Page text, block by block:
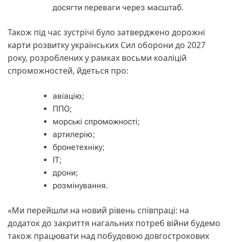
досягти переваги через масштаб.
Також під час зустрічі було затверджено дорожні
карти розвитку українських Сил оборони до 2027
року, розроблених у рамках восьми коаліцій
спроможностей, йдеться про:
авіацію;
ППО;
морські спроможності;
артилерію;
бронетехніку;
ІТ;
дрони;
розмінування.
«Ми перейшли на новий рівень співпраці: на
додаток до закриття нагальних потреб війни будемо
також працювати над побудовою довгострокових